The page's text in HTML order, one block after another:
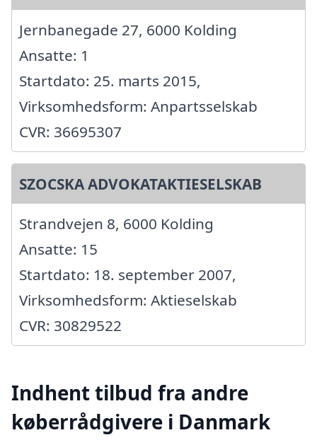
Jernbanegade 27, 6000 Kolding
Ansatte: 1
Startdato: 25. marts 2015,
Virksomhedsform: Anpartsselskab
CVR: 36695307
SZOCSKA ADVOKATAKTIESELSKAB
Strandvejen 8, 6000 Kolding
Ansatte: 15
Startdato: 18. september 2007,
Virksomhedsform: Aktieselskab
CVR: 30829522
Indhent tilbud fra andre
køberrådgivere i Danmark